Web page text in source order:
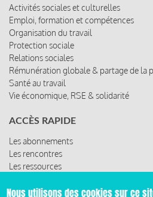
Activités sociales et culturelles
Emploi, formation et compétences
Organisation du travail
Protection sociale
Relations sociales
Rémunération globale & partage de la
Santé au travail
Vie économique, RSE & solidarité
ACCÈS RAPIDE
Les abonnements
Les rencontres
Les ressources
Nous utilisons des cookies sur ce